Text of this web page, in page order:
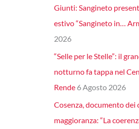
Giunti: Sangineto
estivo “Sangineto in…
2026
“Selle per le Stelle”: il
notturno fa tappa nel
Rende 6 Agosto 2026
Cosenza, documento dei
maggioranza: “La